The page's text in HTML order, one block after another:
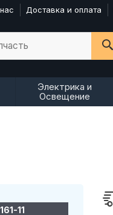
Доставка и оплата
Электрика и
Освещение
11